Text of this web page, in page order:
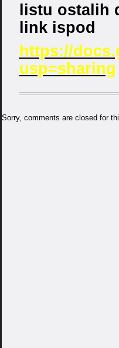
listu ostalih
link ispod
https://
usp=sharing
Sorry, comments are closed for